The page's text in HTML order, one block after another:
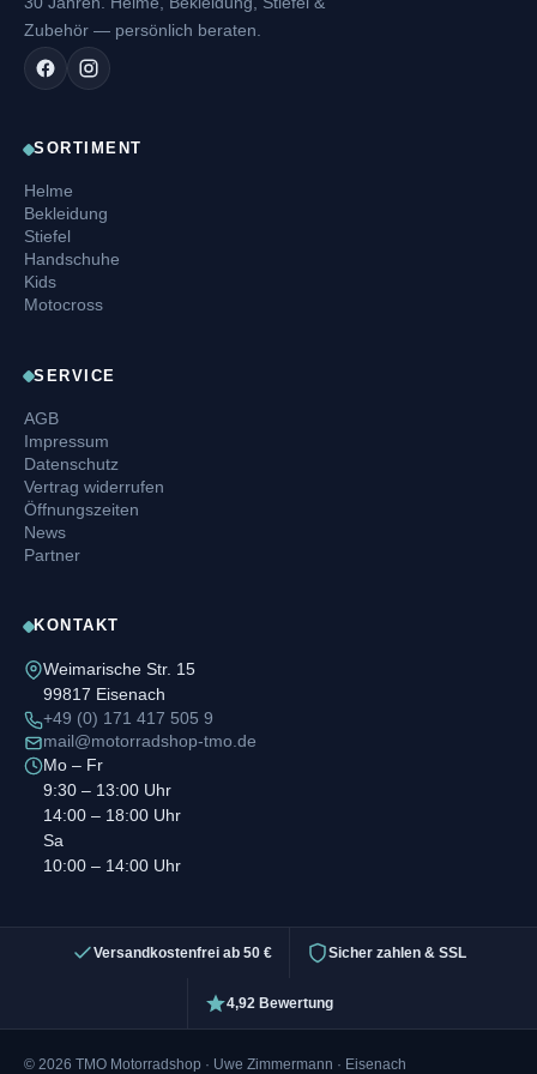
Zubehör — persönlich beraten.
SORTIMENT
Helme
Bekleidung
Stiefel
Handschuhe
Kids
Motocross
SERVICE
AGB
Impressum
Datenschutz
Vertrag widerrufen
Öffnungszeiten
News
Partner
KONTAKT
Weimarische Str. 15
99817 Eisenach
+49 (0) 171 417 505 9
mail@motorradshop-tmo.de
Mo – Fr
9:30 – 13:00 Uhr
14:00 – 18:00 Uhr
Sa
10:00 – 14:00 Uhr
Versandkostenfrei ab 50 € Sicher zahlen & SSL
4,92 Bewertung
© 2026 TMO Motorradshop · Uwe Zimmermann · Eisenach